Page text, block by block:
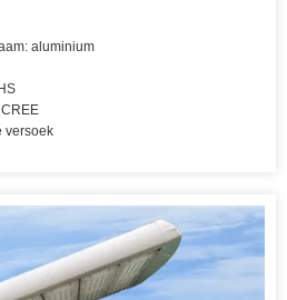
aluminium
versoek